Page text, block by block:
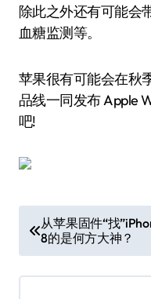
除此之外还有可能会
血糖监测等。
苹果很有可能会在秋
品线一同发布 Apple
吧!
章
导
从苹果固件“找
8的是何方大神？